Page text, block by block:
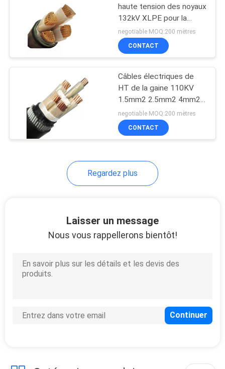
Câble empaqueté
par antenne
câble résistant au
nul d'halogène
haute tension des noyaux
132kV XLPE pour la
construction
negotiable MOQ:200 mètres
CONTACT
Câbles électriques de
HT de la gaine 110KV
1.5mm2 2.5mm2 4mm2
de PVC
negotiable MOQ:200 mètres
CONTACT
Regardez plus
Laisser un message
Nous vous rappellerons bientôt!